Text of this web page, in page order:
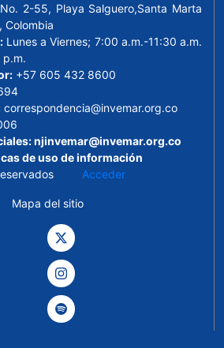
2-55, Playa Salguero,Santa Marta
Colombia
Lunes a Viernes; 7:00 a.m.-11:30 a.m.
+57 605 432 8600
correspondencia@invemar.org.co
njinvemar@invemar.org.co
de uso de información
reservados Acceder
Mapa del sitio